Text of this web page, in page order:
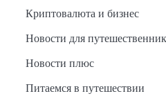
Криптовалюта и бизнес
Новости для
Новости плюс
Питаемся в путешествии